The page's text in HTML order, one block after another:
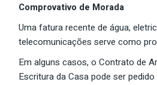
Comprovativo de Morada
Uma fatura recente de água,
telecomunicações serve como
Em alguns casos, o Contrato de
Escritura da Casa pode ser